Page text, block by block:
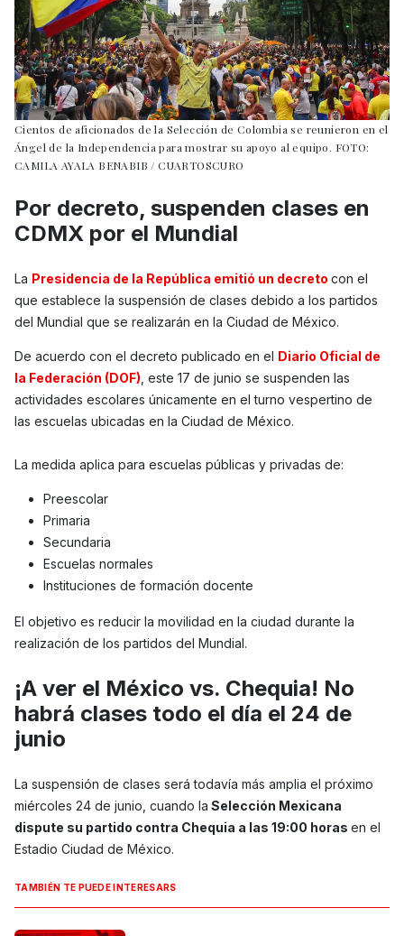
Cientos de aficionados de la Selección de Colombia se reunieron en el
Ángel de la Independencia para mostrar su apoyo al equipo. FOTO:
CAMILA AYALA BENABIB / CUARTOSCURO
Por decreto, suspenden clases en
CDMX por el Mundial
La Presidencia de la República emitió un decreto con el
que establece la suspensión de clases debido a los partidos
del Mundial que se realizarán en la Ciudad de México.
De acuerdo con el decreto publicado en el Diario Oficial de
la Federación (DOF) , este 17 de junio se suspenden las
actividades escolares únicamente en el turno vespertino de
las escuelas ubicadas en la Ciudad de México.
La medida aplica para escuelas públicas y privadas de:
Preescolar
Primaria
Secundaria
Escuelas normales
Instituciones de formación docente
El objetivo es reducir la movilidad en la ciudad durante la
realización de los partidos del Mundial.
¡A ver el México vs. Chequia! No
habrá clases todo el día el 24 de
junio
La suspensión de clases será todavía más amplia el próximo
miércoles 24 de junio, cuando la Selección Mexicana
dispute su partido contra Chequia a las 19:00 horas en el
Estadio Ciudad de México.
TAMBIÉN TE PUEDE INTERESARS